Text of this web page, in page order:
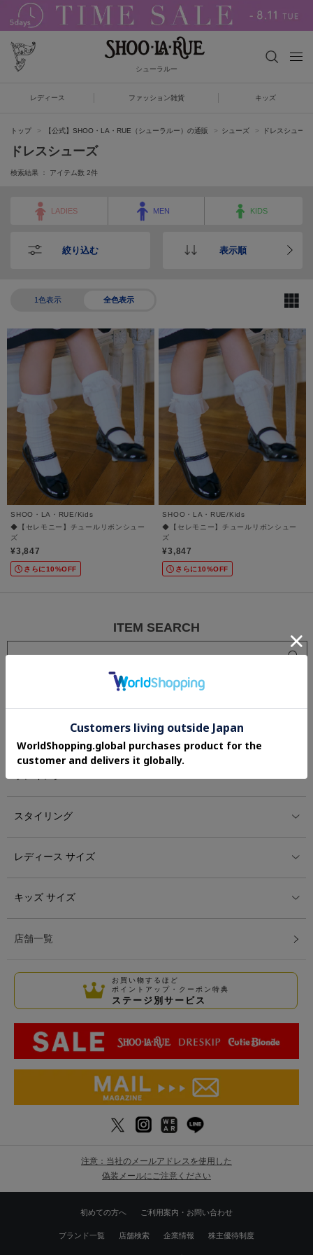
シューラルー
レディース ファッション雑貨 キッズ
トップ 【公式】SHOO・LA・RUE（シューラルー）の通販 シューズ ドレスシューズ
ドレスシューズ
検索結果 ： アイテム数 2件
LADIES MEN KIDS
絞り込む 表示順
1色表示 全色表示
SHOO・LA・RUE/Kids
◆【セレモニー】チュールリボンシュー
ズ
¥3,847
さらに10%OFF
SHOO・LA・RUE/Kids
◆【セレモニー】チュールリボンシュー
ズ
¥3,847
さらに10%OFF
ITEM SEARCH
スタイリング
レディース サイズ
キッズ サイズ
店舗一覧
お買い物するほど
ポイントアップ・クーポン特典
ステージ別サービス
注意：当社のメールアドレスを使用した
偽装メールにご注意ください
初めての方へ ご利用案内・お問い合わせ
ブランド一覧 店舗検索 企業情報 株主優待制度